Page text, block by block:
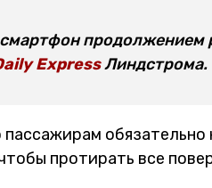
продолжением
ExpressЛиндстрома.
протирать все